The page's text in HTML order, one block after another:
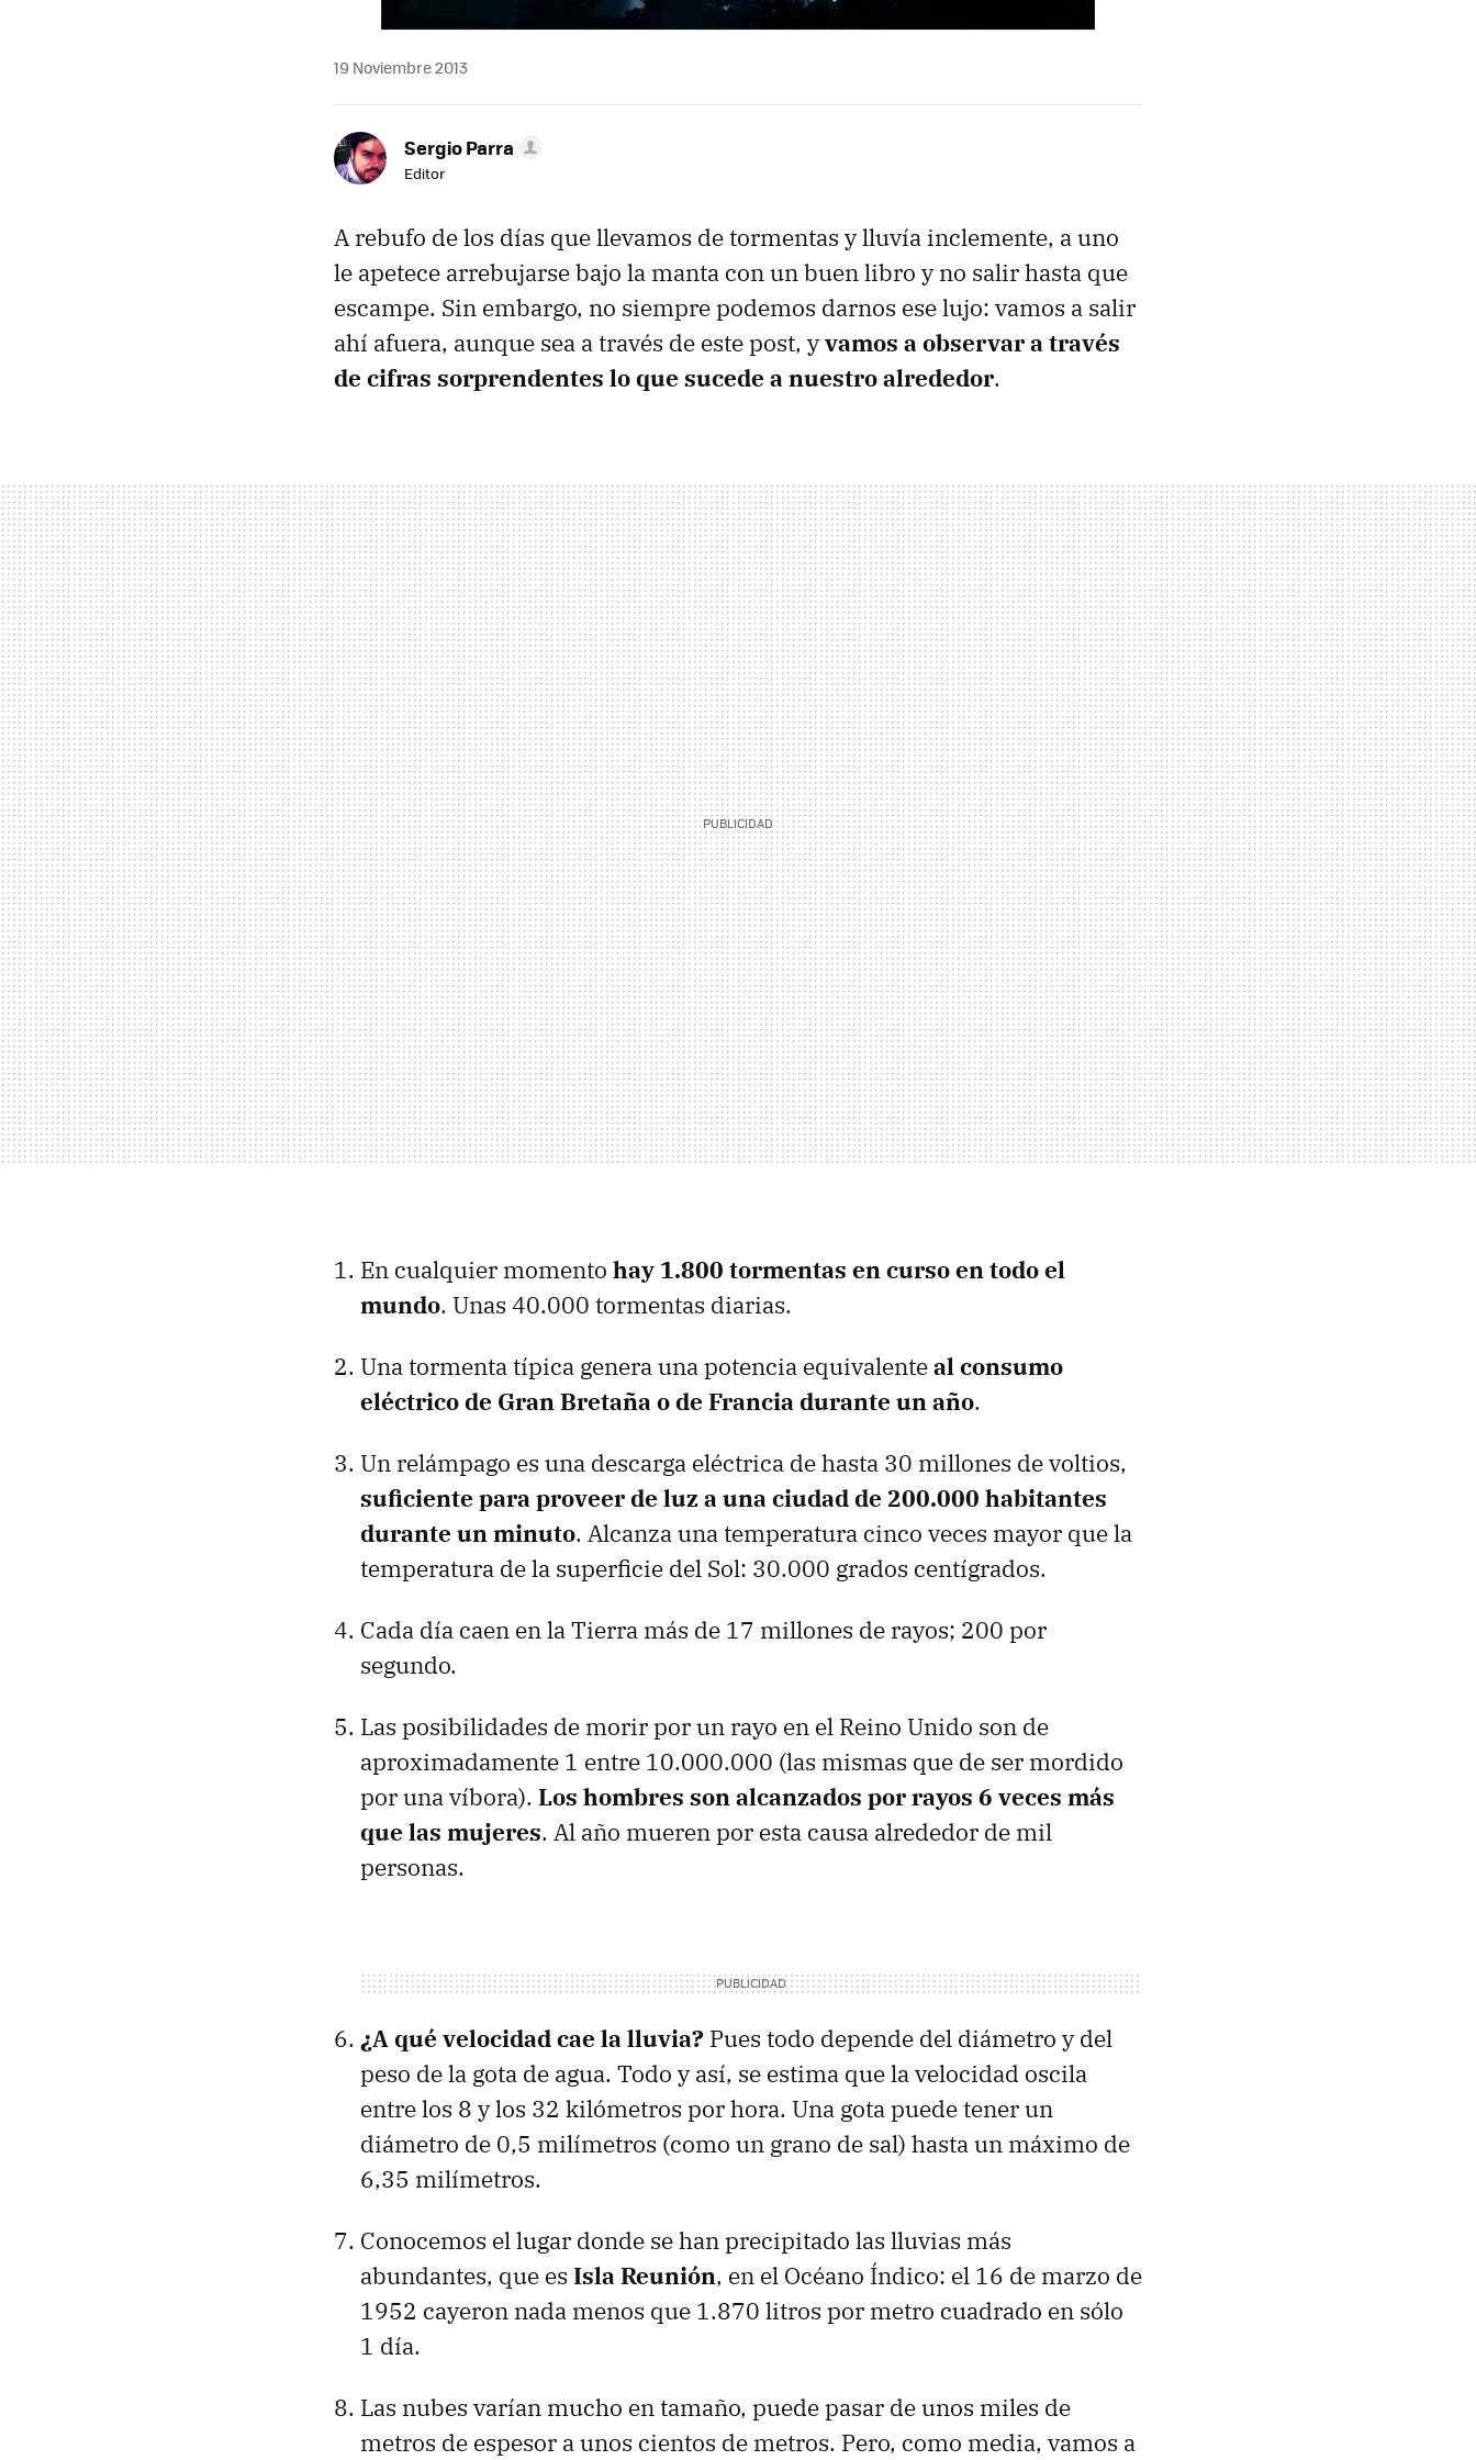
19 Noviembre 2013
Sergio Parra
Editor
A rebufo de los días que llevamos de tormentas y lluvía inclemente, a uno
le apetece arrebujarse bajo la manta con un buen libro y no salir hasta que
escampe. Sin embargo, no siempre podemos darnos ese lujo: vamos a salir
ahí afuera, aunque sea a través de este post, yvamos a observar a través
de cifras sorprendentes lo que sucede a nuestro alrededor.
En cualquier momento hay 1.800 tormentas en curso en todo el
mundo. Unas 40.000 tormentas diarias.
Una tormenta típica genera una potencia equivalenteal consumo
eléctrico de Gran Bretaña o de Francia durante un año.
Un relámpago es una descarga eléctrica de hasta 30 millones de voltios,
suficiente para proveer de luz a una ciudad de 200.000 habitantes
durante un minuto. Alcanza una temperatura cinco veces mayor que la
temperatura de la superficie del Sol: 30.000 grados centígrados.
Cada día caen en la Tierra más de 17 millones de rayos; 200 por
segundo.
Las posibilidades de morir por un rayo en el Reino Unido son de
aproximadamente 1 entre 10.000.000 (las mismas que de ser mordido
por una víbora). Los hombres son alcanzados por rayos 6 veces más
que las mujeres. Al año mueren por esta causa alrededor de mil
personas.
¿A qué velocidad cae la lluvia? Pues todo depende del diámetro y del
peso de la gota de agua. Todo y así, se estima que la velocidad oscila
entre los 8 y los 32 kilómetros por hora. Una gota puede tener un
diámetro de 0,5 milímetros (como un grano de sal) hasta un máximo de
6,35 milímetros.
Conocemos el lugar donde se han precipitado las lluvias más
abundantes, que es Isla Reunión, en el Océano Índico: el 16 de marzo de
1952 cayeron nada menos que 1.870 litros por metro cuadrado en sólo
1 día.
Las nubes varían mucho en tamaño, puede pasar de unos miles de
metros de espesor a unos cientos de metros. Pero, como media, vamos a